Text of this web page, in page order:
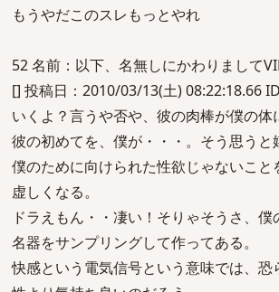
もうやだこのスレもっとやれ
52 名前：以下、名無しにかわりまして
[] 投稿日：2010/03/13(土) 08:22:18.66
いくよ？言うや否や、彼の肉棒が僕の体
彼の初めてを、僕が・・・。そう思うと
僕のために向けられた性欲じゃないこと
虚しくなる。
ドラえもん・・凄い！そりゃそうさ、僕
名器をサンプリングして作ってある。
快感という電気信号という意味では、恐